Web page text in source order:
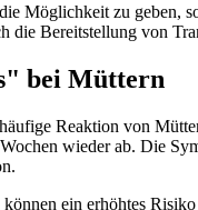
Möglichkeit zu geben,
die Bereitstellung von
bei Müttern
Reaktion von
wieder ab. Die
ein erhöhtes